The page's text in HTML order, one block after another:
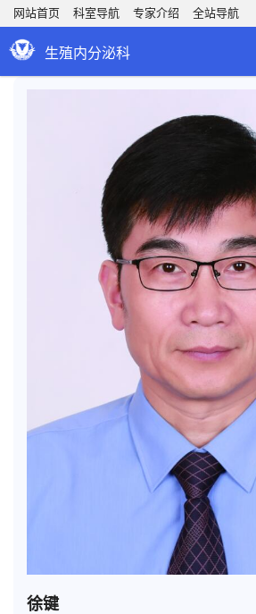
生殖内分泌科
网站首页 科室导航 专家介绍 全站导航
徐键